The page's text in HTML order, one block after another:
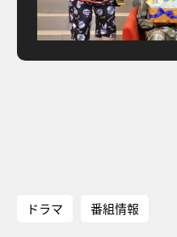
ドラマ 番組情報